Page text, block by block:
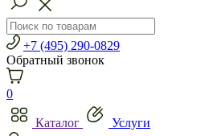
+7 (495) 290-0829
Обратный звонок
0
Каталог
Услуги